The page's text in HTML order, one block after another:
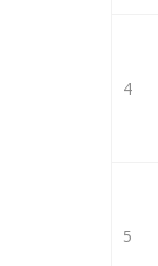
4
5